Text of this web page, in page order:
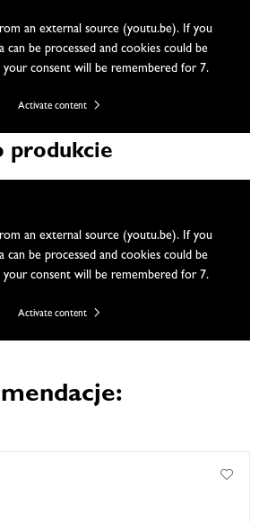
an external source (youtu.be). If you
can be processed and cookies could be
consent will be remembered for 7.
Activate content
produkcie
an external source (youtu.be). If you
can be processed and cookies could be
consent will be remembered for 7.
Activate content